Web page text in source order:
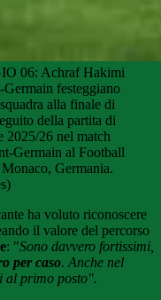
06: Achraf Hakimi
Germain festeggiano
alla finale di
della partita di
2025/26 nel match
Germain al Football
Germania.
ha voluto riconoscere
il valore del percorso
: "Sono davvero fortissimi,
per caso. Anche nel
al primo posto".